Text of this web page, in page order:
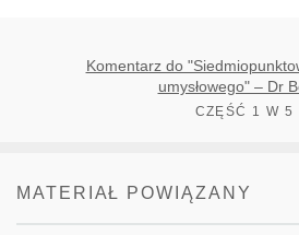
Komentarz do
umysłowego" – Dr
CZĘŚĆ 1 W 5
MATERIAŁ POWIĄZANY